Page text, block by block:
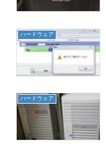
ハードウェア
ハードウェア